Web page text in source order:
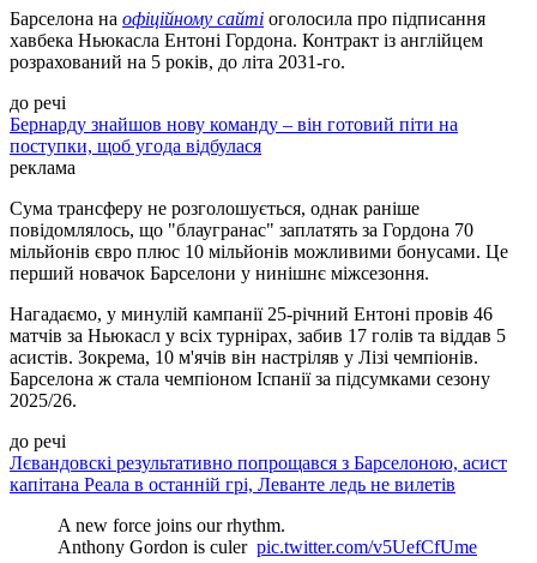
Барселона на офіційному сайті оголосила про підписання
хавбека Ньюкасла Ентоні Гордона. Контракт із англійцем
розрахований на 5 років, до літа 2031-го.
до речі
Бернарду знайшов нову команду – він готовий піти на
поступки, щоб угода відбулася
реклама
Сума трансферу не розголошується, однак раніше
повідомлялось, що "блаугранас" заплатять за Гордона 70
мільйонів євро плюс 10 мільйонів можливими бонусами. Це
перший новачок Барселони у нинішнє міжсезоння.
Нагадаємо, у минулій кампанії 25-річний Ентоні провів 46
матчів за Ньюкасл у всіх турнірах, забив 17 голів та віддав 5
асистів. Зокрема, 10 м'ячів він настріляв у Лізі чемпіонів.
Барселона ж стала чемпіоном Іспанії за підсумками сезону
2025/26.
до речі
Лєвандовскі результативно попрощався з Барселоною, асист
капітана Реала в останній грі, Леванте ледь не вилетів
A new force joins our rhythm.
Anthony Gordon is culer ️ pic.twitter.com/v5UefCfUme